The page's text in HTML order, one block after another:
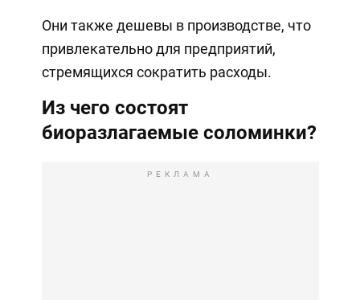
Они также дешевы в производстве, что
привлекательно для предприятий,
стремящихся сократить расходы.
Из чего состоят
биоразлагаемые соломинки?
РЕКЛАМА